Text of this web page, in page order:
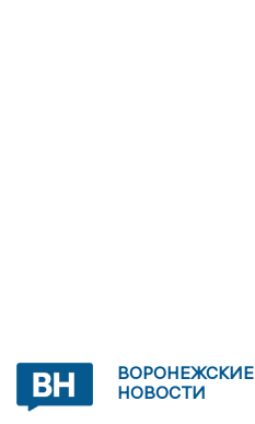
ВОРОНЕЖСКИЕ
НОВОСТИ